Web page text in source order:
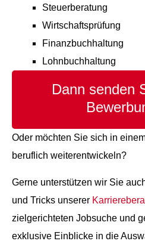
Steuerberatung
Wirtschaftsprüfung
Finanzbuchhaltung
Lohnbuchhaltung
Dann senden
Oder möchten Sie sich in
beruflich weiterentwickeln?
Gerne unterstützen wir Sie
und Tricks unserer
zielgerichteten Jobsuche und
exklusive Einblicke in die